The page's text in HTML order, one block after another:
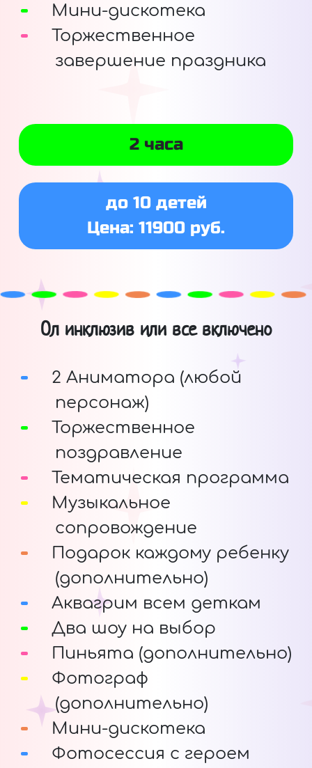
Мини-дискотека
Торжественное
завершение праздника
2 часа
до 10 детей
Цена: 11900 руб.
Ол инклюзив или все включено
2 Аниматора (любой
персонаж)
Торжественное
поздравление
Тематическая программа
Музыкальное
сопровождение
Подарок каждому ребенку
(дополнительно)
Аквагрим всем деткам
Два шоу на выбор
Пиньята (дополнительно)
Фотограф
(дополнительно)
Мини-дискотека
Фотосессия с героем